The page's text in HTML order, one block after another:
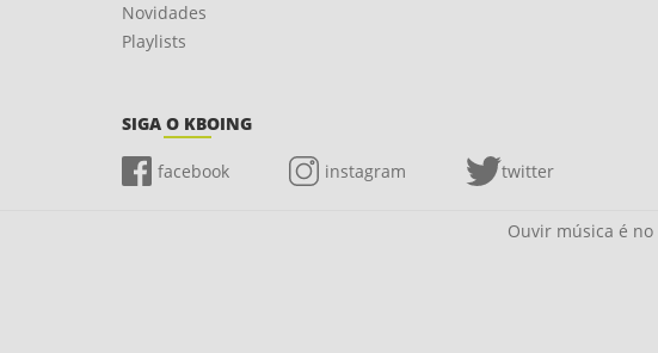
Novidades
Playlists
SIGA O KBOING
facebook instagram twitter
Ouvir música é no